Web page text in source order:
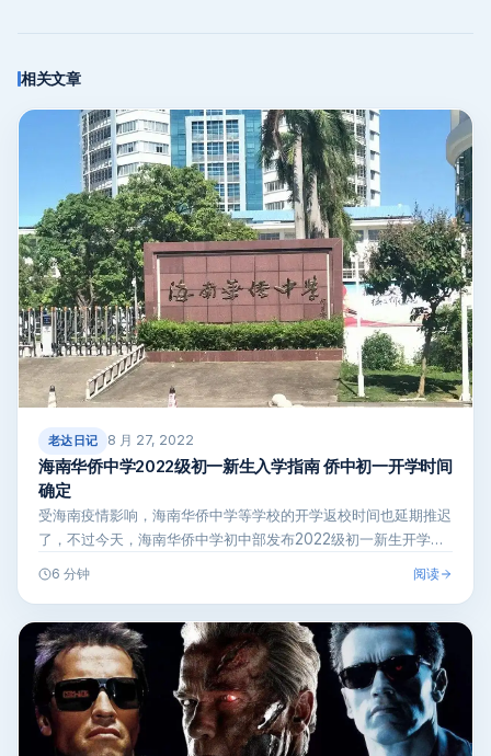
相关文章
老达日记 8 月 27, 2022
海南华侨中学2022级初一新生入学指南 侨中初一开学时间
确定
受海南疫情影响，海南华侨中学等学校的开学返校时间也延期推迟
了，不过今天，海南华侨中学初中部发布2022级初一新生开学返
6 分钟 阅读